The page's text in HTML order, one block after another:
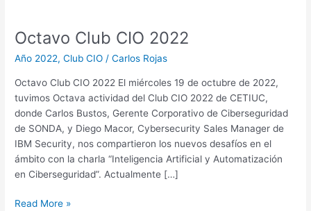
Octavo Club CIO 2022
Año 2022,Club CIO /Carlos Rojas
Octavo Club CIO 2022 El miércoles 19 de octubre de 2022,
tuvimos Octava actividad del Club CIO 2022 de CETIUC,
donde Carlos Bustos, Gerente Corporativo de Ciberseguridad
de SONDA, y Diego Macor, Cybersecurity Sales Manager de
IBM Security, nos compartieron los nuevos desafíos en el
ámbito con la charla “Inteligencia Artificial y Automatización
en Ciberseguridad”. Actualmente […]
Octavo
CIO
2022
Read More »